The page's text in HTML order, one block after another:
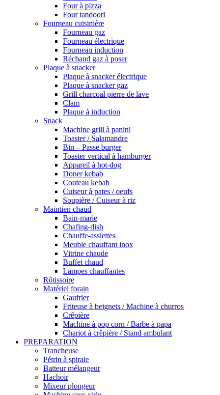
Four à pizza
Four tandoori
Fourneau cuisinière
Fourneau gaz
Fourneau électrique
Fourneau induction
Réchaud gaz à poser
Plaque à snacker
Plaque à snacker électrique
Plaque à snacker gaz
Grill charcoal pierre de lave
Clam
Plaque à induction
Snack
Machine grill à panini
Toaster / Salamandre
Bin – Passe burger
Toaster vertical à hamburger
Appareil à hot-dog
Doner kebab
Couteau kebab
Cuiseur à pates / oeufs
Soupière / Cuiseur à riz
Maintien chaud
Bain-marie
Chafing-dish
Chauffe-assiettes
Meuble chauffant inox
Vitrine chaude
Buffet chaud
Lampes chauffantes
Rôtissoire
Matériel forain
Gaufrier
Friteuse à beignets / Machine à churros
Crêpière
Machine à pop corn / Barbe à papa
Chariot à crêpière / Stand ambulant
PREPARATION
Trancheuse
Pétrin à spirale
Batteur mélangeur
Hachoir
Mixeur plongeur